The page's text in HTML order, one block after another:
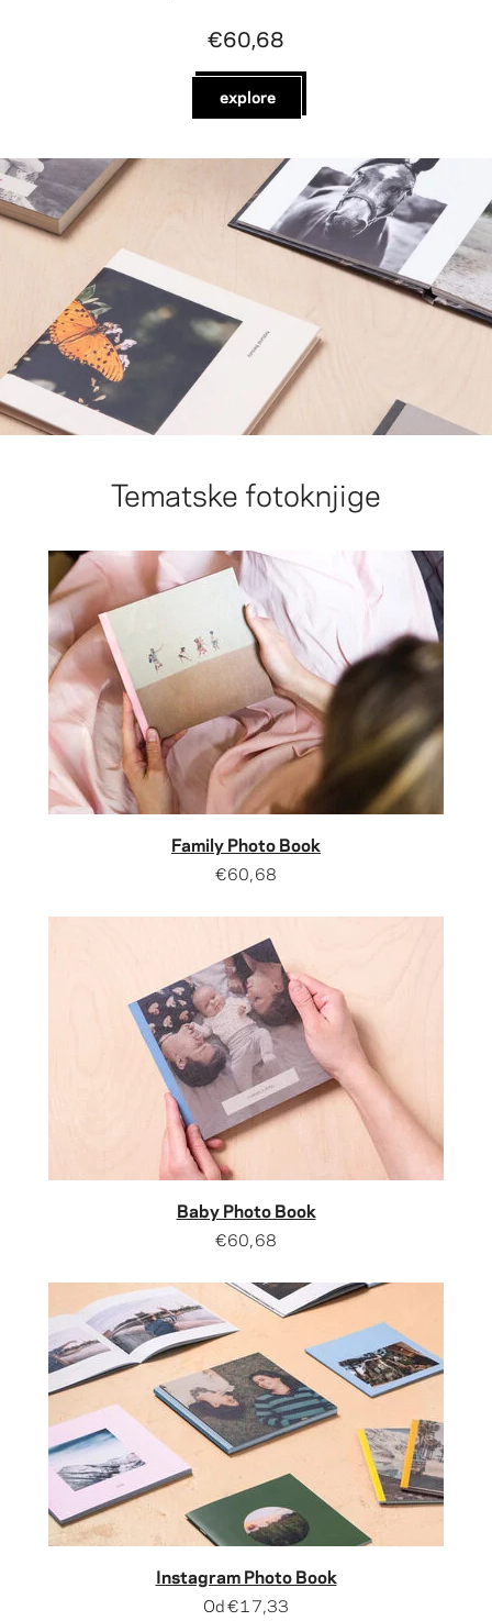
€60,68
explore
Tematske fotoknjige
Family Photo Book
€60,68
Baby Photo Book
€60,68
Instagram Photo Book
Od€17,33